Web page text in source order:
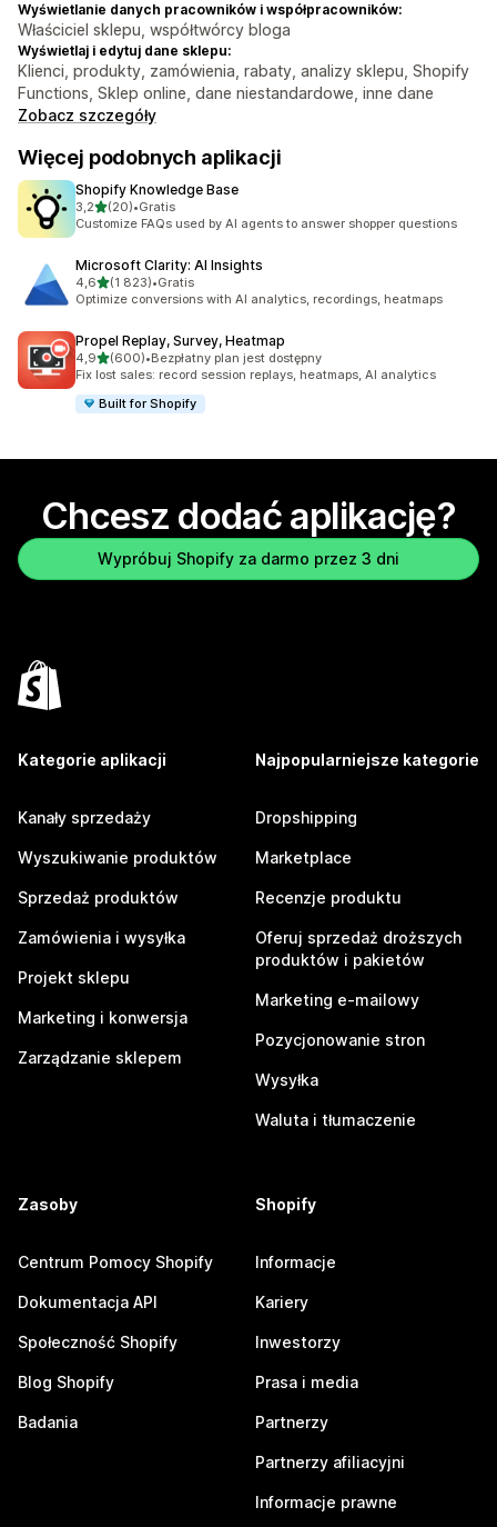
Wyświetlanie danych pracowników i współpracowników:
Właściciel sklepu, współtwórcy bloga
Wyświetlaj i edytuj dane sklepu:
Klienci, produkty, zamówienia, rabaty, analizy sklepu, Shopify
Functions, Sklep online, dane niestandardowe, inne dane
Zobacz szczegóły
Więcej podobnych aplikacji
Shopify Knowledge Base
3,2na 5 gwiazdek
(20)
Łączna liczba recenzji: 20
•Gratis
Customize FAQs used by AI agents to answer shopper questions
Microsoft Clarity: AI Insights
4,6na 5 gwiazdek
(1 823)
Łączna liczba recenzji: 1823
•Gratis
Optimize conversions with AI analytics, recordings, heatmaps
Propel Replay, Survey, Heatmap
4,9na 5 gwiazdek
(600)
Łączna liczba recenzji: 600
•Bezpłatny plan jest dostępny
Fix lost sales: record session replays, heatmaps, AI analytics
Built for Shopify
Chcesz dodać aplikację?
Wypróbuj Shopify za darmo przez 3 dni
Kategorie aplikacji
Kanały sprzedaży
Wyszukiwanie produktów
Sprzedaż produktów
Zamówienia i wysyłka
Projekt sklepu
Marketing i konwersja
Zarządzanie sklepem
Najpopularniejsze kategorie
Dropshipping
Marketplace
Recenzje produktu
Oferuj sprzedaż droższych
produktów i pakietów
Marketing e-mailowy
Pozycjonowanie stron
Wysyłka
Waluta i tłumaczenie
Zasoby
Centrum Pomocy Shopify
Dokumentacja API
Społeczność Shopify
Blog Shopify
Badania
Shopify
Informacje
Kariery
Inwestorzy
Prasa i media
Partnerzy
Partnerzy afiliacyjni
Informacje prawne